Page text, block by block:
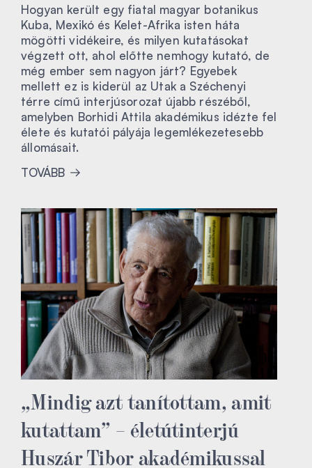
Hogyan került egy fiatal magyar botanikus
Kuba, Mexikó és Kelet-Afrika isten háta
mögötti vidékeire, és milyen kutatásokat
végzett ott, ahol előtte nemhogy kutató, de
még ember sem nagyon járt? Egyebek
mellett ez is kiderül az Utak a Széchenyi
térre című interjúsorozat újabb részéből,
amelyben Borhidi Attila akadémikus idézte fel
élete és kutatói pályája legemlékezetesebb
állomásait.
TOVÁBB
„Mindig azt tanítottam, amit
kutattam” – életútinterjú
Huszár Tibor akadémikussal